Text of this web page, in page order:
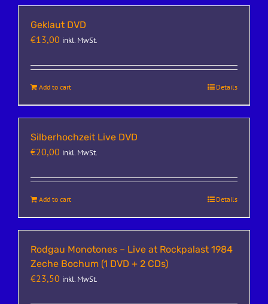
Geklaut DVD
€13,00 inkl. MwSt.
Add to cart Details
Silberhochzeit Live DVD
€20,00 inkl. MwSt.
Add to cart Details
Rodgau Monotones – Live at Rockpalast 1984
Zeche Bochum (1 DVD + 2 CDs)
€23,50 inkl. MwSt.